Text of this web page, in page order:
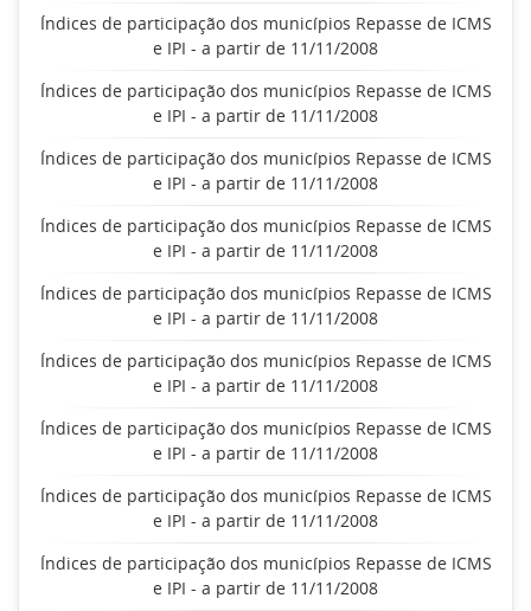
Índices de participação dos municípios Repasse de ICMS
e IPI - a partir de 11/11/2008
Índices de participação dos municípios Repasse de ICMS
e IPI - a partir de 11/11/2008
Índices de participação dos municípios Repasse de ICMS
e IPI - a partir de 11/11/2008
Índices de participação dos municípios Repasse de ICMS
e IPI - a partir de 11/11/2008
Índices de participação dos municípios Repasse de ICMS
e IPI - a partir de 11/11/2008
Índices de participação dos municípios Repasse de ICMS
e IPI - a partir de 11/11/2008
Índices de participação dos municípios Repasse de ICMS
e IPI - a partir de 11/11/2008
Índices de participação dos municípios Repasse de ICMS
e IPI - a partir de 11/11/2008
Índices de participação dos municípios Repasse de ICMS
e IPI - a partir de 11/11/2008